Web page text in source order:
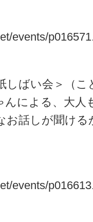
events/
しばい会＞（こ
んによる、大人
お話しが聞ける
events/